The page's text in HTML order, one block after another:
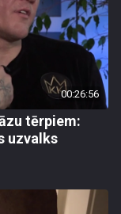
00:26:56
tērpiem:
uzvalks